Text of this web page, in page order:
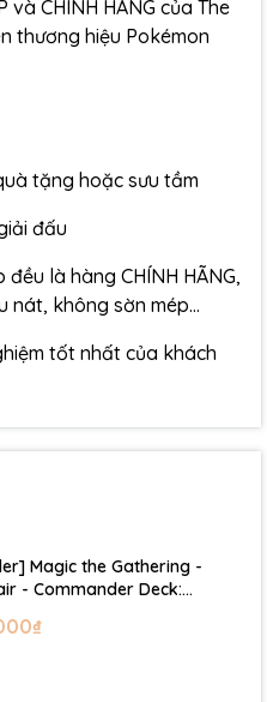
và CHÍNH HÃNG của The
thương hiệu Pokémon
tặng hoặc sưu tầm
đấu
là hàng CHÍNH HÃNG,
nát, không sờn mép…
tốt nhất của khách
Magic the Gathering -
- Commander Deck: